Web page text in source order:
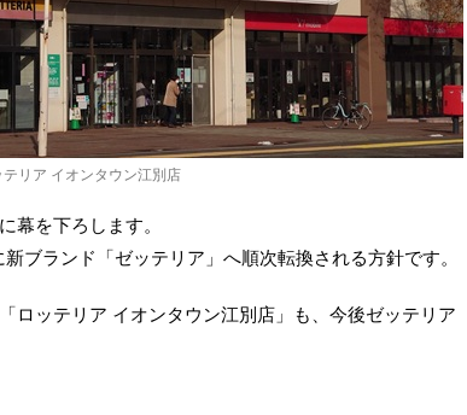
テリア イオンタウン江別店
幕を下ろします。
ブランド「ゼッテリア」へ順次転換される方針です。
ロッテリア イオンタウン江別店」も、今後ゼッテリア